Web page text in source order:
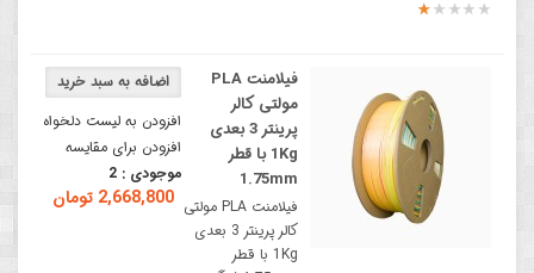
افزودن به لیست دلخواه
افزودن برای مقایسه
موجودی : 2
2,668,800 تومان
فیلامنت PLA
مولتی کالر
پرینتر 3 بعدی
1Kg با قطر
1.75mm
فیلامنت PLA مولتی
کالر پرینتر 3 بعدی
1Kg با قطر